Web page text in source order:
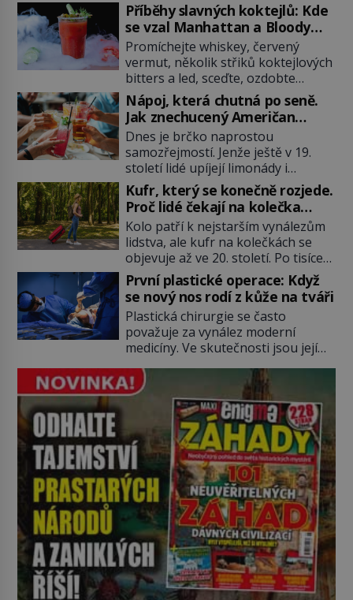
Příběhy slavných koktejlů: Kde
se vzal Manhattan a Bloody
Mary?
Promíchejte whiskey, červený
vermut, několik střiků koktejlových
bitters a led, sceďte, ozdobte
koktejlovou třešinkou a tadá…
Manhattan je tu! A pokud to má být
skutečně on, dejte si pozor, ať
místo klasické americké rye
whiskey či klidně bourbonu
nepoužijete skotskou whisku. Co
se stane? Inu, koktejl bude stále
skvělý, ale už to nebude
Manhattan ale […]
Nápoj, která chutná po seně.
Jak znechucený Američan
vymyslel brčko
Dnes je brčko naprostou
samozřejmostí. Jenže ještě v 19.
století lidé upíjejí limonády i
koktejly dutými stébly žita nebo
žitné slámy. Fungují sice dobře,
mají ale jednu nepříjemnou
vlastnost po chvíli se rozmáčejí a
nápoji dodávají travnatou příchuť.
Právě tahle drobná nepříjemnost
přivede amerického výrobce
cigaretových náustků k nápadu,
který změní způsob pití po celém
[…]
Kufr, který se konečně rozjede.
Proč lidé čekají na kolečka
téměř pět tisíc let?
Kolo patří k nejstarším vynálezům
lidstva, ale kufr na kolečkách se
objevuje až ve 20. století. Po tisíce
let lidé vláčejí těžká zavazadla v
rukou, na zádech nebo je nakládají
na povozy. Stačí přitom jediný
nápad, připevnit ke kufru kolečka.
Jenže právě ten nikdo dlouho
nedostane. Až jednou se na letišti
ozve věta, která změní […]
První plastické operace: Když
se nový nos rodí z kůže na tváři
Plastická chirurgie se často
považuje za vynález moderní
medicíny. Ve skutečnosti jsou její
tisíce let. V dobách, kdy ještě
neexistují antibiotika ani anestezie,
se odvážní lékaři pokoušejí vracet
lidem tváře znetvořené válkou,
tresty nebo nehodami. Jejich
metody jsou překvapivě
promyšlené a některé principy
používají chirurgové dodnes. Úplně
první […]